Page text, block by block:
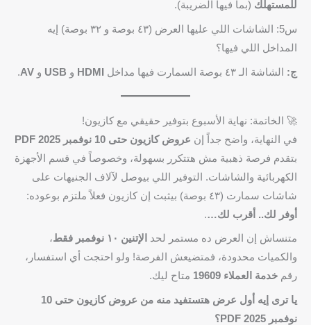
للمستهلك (بما فيها الضريبة).
س5: الشاشات اللي عليها العرض (٤٣ بوصة و ٣٢ بوصة) إيه
المداخل اللي فيها؟
ج: الشاشة الـ ٤٣ بوصة السمارت فيها مداخل HDMI و USB و AV
.
🚀 الخاتمة: نهاية الأسبوع بتوفير حقيقي مع كازيون!
في النهاية، واضح جداً إن عروض كازيون حتى 10 نوفمبر 2025 PDF
بتقدم فرصة ذهبية مش هتتكرر بسهولة، وخصوصاً في قسم الأجهزة
الكهربائية والشاشات. التوفير اللي بيوصل لآلاف الجنيهات على
شاشات سمارت (٤٣ بوصة) بيثبت إن كازيون فعلاً ملتزم بوعوده:
أوفر لك.. أقرب لك….
متنساش إن العرض ده مستمر لحد الإتنين ١٠ نوفمبر فقط
،
والكميات محدودة، فمتضيعش الفرصة! ولو احتجت أي استفسار،
رقم خدمة العملاء 19609 متاح ليك.
يا ترى إيه أول عرض هتستفيد منه من عروض كازيون حتى 10
نوفمبر 2025 PDF؟